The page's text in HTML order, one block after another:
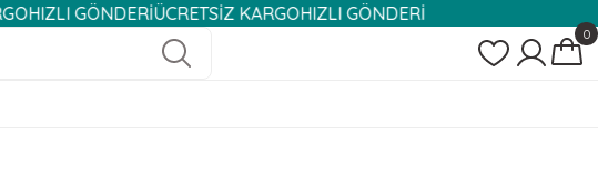
GÖNDERİÜCRETSİZ KARGOHIZLI GÖNDERİ
0